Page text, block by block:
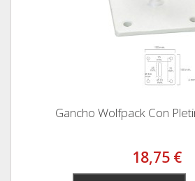
Gancho Wolfpack Con
18,75 €